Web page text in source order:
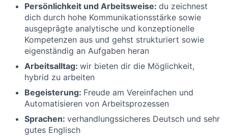
Persönlichkeit und Arbeitsweise: du zeichnest
dich durch hohe Kommunikationsstärke sowie
ausgeprägte analytische und konzeptionelle
Kompetenzen aus und gehst strukturiert sowie
eigenständig an Aufgaben heran
Arbeitsalltag: wir bieten dir die Möglichkeit,
hybrid zu arbeiten
Begeisterung: Freude am Vereinfachen und
Automatisieren von Arbeitsprozessen
Sprachen: verhandlungssicheres Deutsch und sehr
gutes Englisch